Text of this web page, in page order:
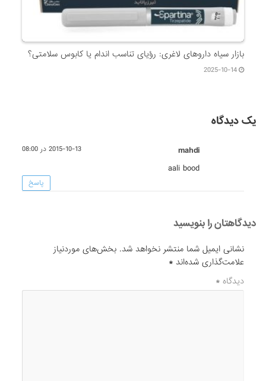
بازار سیاه داروهای لاغری: رؤیای تناسب اندام یا کابوس سلامتی؟
2025-10-14
یک دیدگاه
mahdi 2015-10-13 در 08:00
aali bood
پاسخ
دیدگاهتان را بنویسید
نشانی ایمیل شما منتشر نخواهد شد. بخش‌های موردنیاز
علامت‌گذاری شده‌اند*
دیدگاه*